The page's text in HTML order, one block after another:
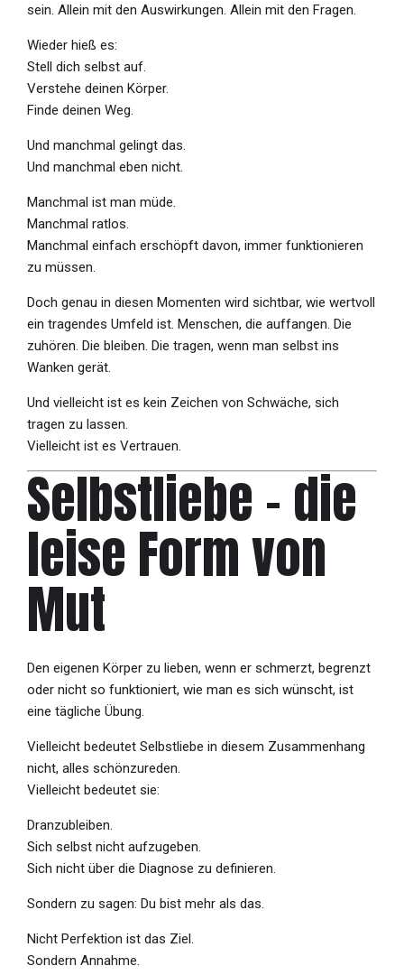
sein. Allein mit den Auswirkungen. Allein mit den Fragen.
Wieder hieß es:
Stell dich selbst auf.
Verstehe deinen Körper.
Finde deinen Weg.
Und manchmal gelingt das.
Und manchmal eben nicht.
Manchmal ist man müde.
Manchmal ratlos.
Manchmal einfach erschöpft davon, immer funktionieren
zu müssen.
Doch genau in diesen Momenten wird sichtbar, wie wertvoll
ein tragendes Umfeld ist. Menschen, die auffangen. Die
zuhören. Die bleiben. Die tragen, wenn man selbst ins
Wanken gerät.
Und vielleicht ist es kein Zeichen von Schwäche, sich
tragen zu lassen.
Vielleicht ist es Vertrauen.
Selbstliebe – die
leise Form von
Mut
Den eigenen Körper zu lieben, wenn er schmerzt, begrenzt
oder nicht so funktioniert, wie man es sich wünscht, ist
eine tägliche Übung.
Vielleicht bedeutet Selbstliebe in diesem Zusammenhang
nicht, alles schönzureden.
Vielleicht bedeutet sie:
Dranzubleiben.
Sich selbst nicht aufzugeben.
Sich nicht über die Diagnose zu definieren.
Sondern zu sagen: Du bist mehr als das.
Nicht Perfektion ist das Ziel.
Sondern Annahme.